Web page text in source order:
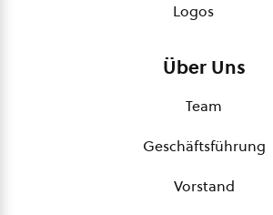
Logos
Über Uns
Team
Geschäftsführung
Vorstand